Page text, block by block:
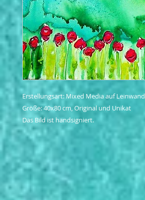
Erstellungsart: Mixed Media auf Leinwand
Größe: 40x80 cm, Original und Unikat
Das Bild ist handsigniert.